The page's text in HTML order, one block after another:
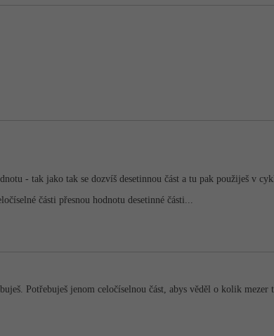
- tak jako tak se dozvíš desetinnou část a tu pak použiješ v
části přesnou hodnotu desetinné části...
Potřebuješ jenom celočíselnou část, abys věděl o kolik